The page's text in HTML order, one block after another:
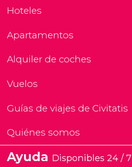
Hoteles
Apartamentos
Alquiler de coches
Vuelos
Guías de viajes de Civitatis
Quiénes somos
Ayuda Disponibles 24 / 7